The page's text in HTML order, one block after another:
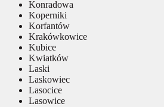
Konradowa
Koperniki
Korfantów
Krakówkowice
Kubice
Kwiatków
Laski
Laskowiec
Lasocice
Lasowice